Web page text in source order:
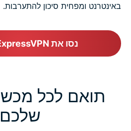
באינטרנט ומפחית סיכון להתערבות.
נסו את ExpressVPN ל-iOS
שלכם